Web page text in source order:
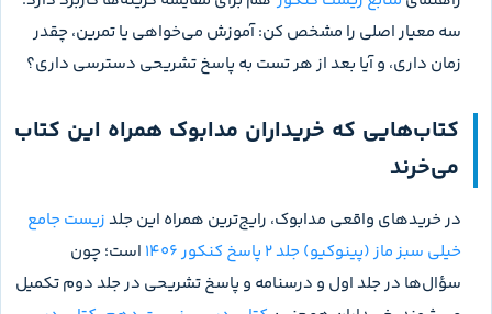
می‌شود. سه گروه دیگر باید در جلد پاسخ یا منبع آموزشی بررسی
خواندن کامل پاسخ، دنبال نکته‌ای بگرد که مسیر فکرت را عوض
می‌کند. سپس گزینه‌ها را یکی‌یکی بررسی کن و مشخص کن کدام
فقط بخوانی و حس کنی «فهمیدم»، احتمال تکرار اشتباه بالاست؛
بهتره صورت سؤال را ببندی، دلیل درست‌بودن گزینه را با زبان
خودت بگویی و چند روز بعد دوباره تست را حل کنی.